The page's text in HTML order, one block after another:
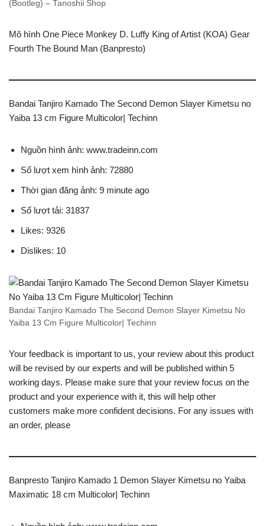
(Bootleg) – Tanoshii Shop
Mô hình One Piece Monkey D. Luffy King of Artist (KOA) Gear
Fourth The Bound Man (Banpresto)
Bandai Tanjiro Kamado The Second Demon Slayer Kimetsu no
Yaiba 13 cm Figure Multicolor| Techinn
Nguồn hình ảnh: www.tradeinn.com
Số lượt xem hình ảnh: 72880
Thời gian đăng ảnh: 9 minute ago
Số lượt tải: 31837
Likes: 9326
Dislikes: 10
Bandai Tanjiro Kamado The Second Demon Slayer Kimetsu No
Yaiba 13 Cm Figure Multicolor| Techinn
Your feedback is important to us, your review about this product
will be revised by our experts and will be published within 5
working days. Please make sure that your review focus on the
product and your experience with it, this will help other
customers make more confident decisions. For any issues with
an order, please
Banpresto Tanjiro Kamado 1 Demon Slayer Kimetsu no Yaiba
Maximatic 18 cm Multicolor| Techinn